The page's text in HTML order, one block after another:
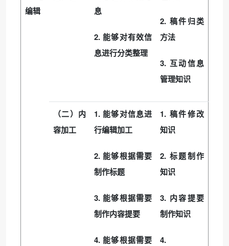
编辑
息
2.能够对有效信
息进行分类整理
2. 稿件归类
方法
3. 互动信息
管理知识
（二）内
容加工
1.能够对信息进
行编辑加工
2.能够根据需要
制作标题
3.能够根据需要
制作内容提要
4.能够根据需要
1. 稿件修改
知识
2. 标题制作
知识
3. 内容提要
制作知识
4.